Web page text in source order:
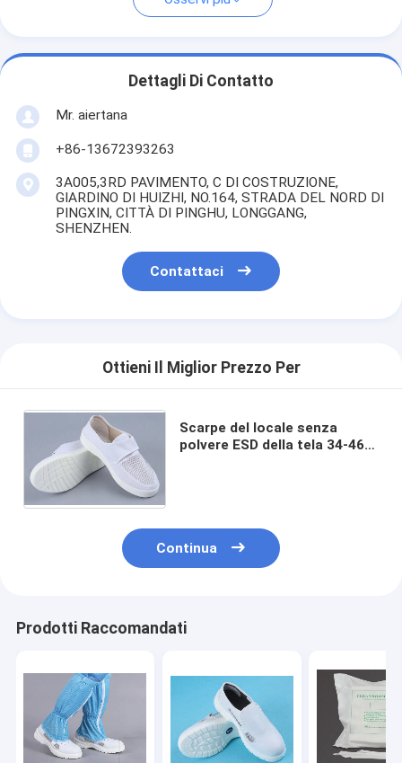
Dettagli Di Contatto
Mr. aiertana
+86-13672393263
3A005,3RD PAVIMENTO, C DI COSTRUZIONE,
GIARDINO DI HUIZHI, NO.164, STRADA DEL NORD DI
PINGXIN, CITTÀ DI PINGHU, LONGGANG,
SHENZHEN.
Contattaci
Ottieni Il Miglior Prezzo Per
Scarpe del locale senza
polvere ESD della tela 34-46
Continua
Prodotti Raccomandati